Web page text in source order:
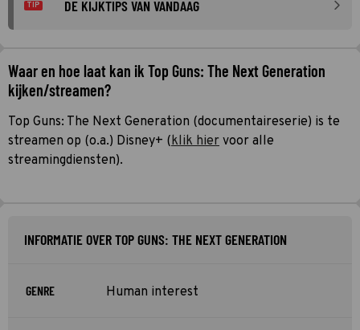
TIP DE KIJKTIPS VAN VANDAAG
Waar en hoe laat kan ik Top Guns: The Next Generation
kijken/streamen?
Top Guns: The Next Generation (documentaireserie) is te
streamen op (o.a.) Disney+ (klik hier voor alle
streamingdiensten).
INFORMATIE OVER TOP GUNS: THE NEXT GENERATION
GENRE Human interest